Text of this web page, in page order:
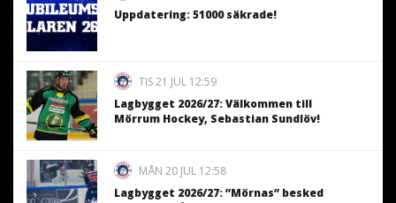
Uppdatering: 51000 säkrade!
TIS 21 JUL 12:59
Lagbygget 2026/27: Välkommen till
Mörrum Hockey, Sebastian Sundlöv!
MÅN 20 JUL 12:58
Lagbygget 2026/27: ”Mörnas” besked